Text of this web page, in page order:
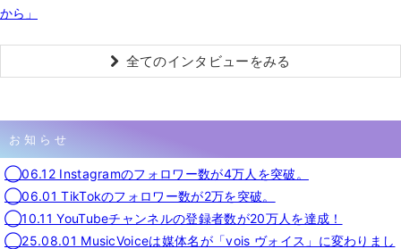
から」
全てのインタビューをみる
お知らせ
◯06.12 Instagramのフォロワー数が4万人を突破。
◯06.01 TikTokのフォロワー数が2万を突破。
◯10.11 YouTubeチャンネルの登録者数が20万人を達成！
◯25.08.01 MusicVoiceは媒体名が「vois ヴォイス」に変わりまし